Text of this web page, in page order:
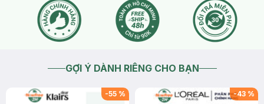
GỢI Ý DÀNH RIÊNG CHO BẠN
-55 % -43 %